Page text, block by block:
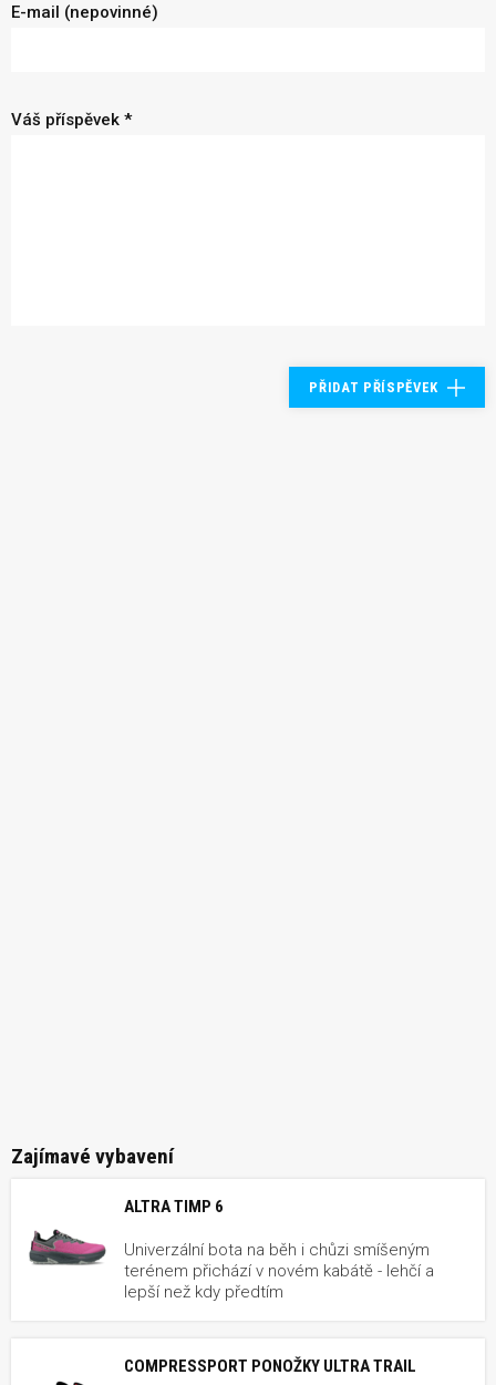
E-mail (nepovinné)
Váš příspěvek *
PŘIDAT PŘÍSPĚVEK
Zajímavé vybavení
ALTRA TIMP 6
Univerzální bota na běh i chůzi smíšeným
terénem přichází v novém kabátě - lehčí a
lepší než kdy předtím
COMPRESSPORT PONOŽKY ULTRA TRAIL